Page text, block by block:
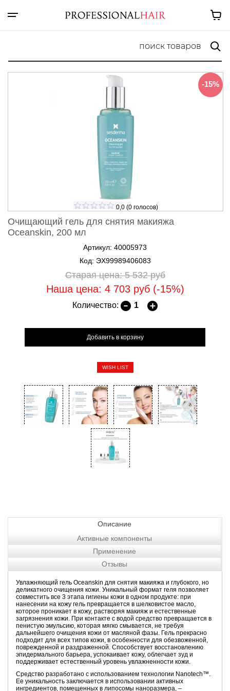
-15%
0,0(0голосов)
Очищающий гель для снятия макияжа
Oceanskin, 200 мл
Артикул: 40005973
Код: ЭХ99989406083
Старая цена: 5 532руб
Наша цена: 4 703 руб (-15%)
Количество:
WISH LIST
Описание
Активные компоненты
Применение
Отзывы
Увлажняющий гель Oceanskin для снятия макияжа и глубокого, но
деликатного очищения кожи. Уникальный формат геля позволяет
совместить все 3 этапа гигиены кожи в одном продукте: при
нанесении на кожу гель превращается в шелковистое масло,
которое проникает в кожу, растворяя макияж и естественные
загрязнения кожи. При контакте с водой средство превращается в
пенистую эмульсию, которая мягко смывается, не требуя
дальнейшего очищения кожи от масляной фазы. Гель прекрасно
подходит для всех типов кожи, в особенности для обезвоженной,
поврежденной и раздраженной. Способствует восстановлению
эпидермального барьера, успокаивает кожу, облегчает зуд и
поддерживает естественный уровень увлажненности кожи.
Средство разработано с использованием технологии Nanotech™.
Ее уникальность заключается в использовании активных
ингредиентов, помещенных в липосомы наноразмера, –